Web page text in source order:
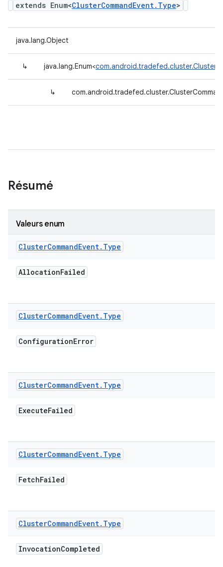
extends Enum<ClusterCommandEvent.Type>
java.lang.Object
↳ java.lang.Enum<
↳
Résumé
Valeurs enum
ClusterCommandEvent. Type
AllocationFailed
ClusterCommandEvent. Type
ConfigurationError
ClusterCommandEvent. Type
ExecuteFailed
ClusterCommandEvent. Type
FetchFailed
ClusterCommandEvent. Type
InvocationCompleted